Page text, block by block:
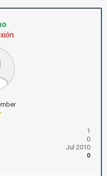
1
0
Jul 2010
0